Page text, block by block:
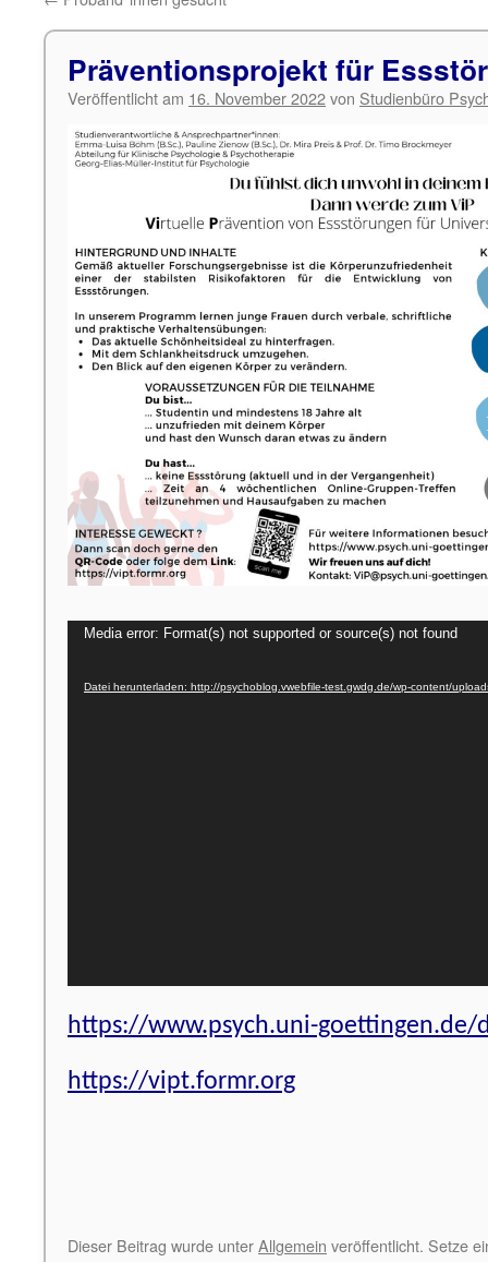
Präventionsprojekt für
Veröffentlicht am 16. November 2022von Studienbüro
Video-
Media error: Format(s) not supported or source(s) not found
Datei herunterladen: http://psychoblog.vwebfile-test.gwdg.de/wp-content/
https://www.psych.uni-
https://vipt.formr.org
Dieser Beitrag wurde unterAllgemein veröffentlicht. Setze